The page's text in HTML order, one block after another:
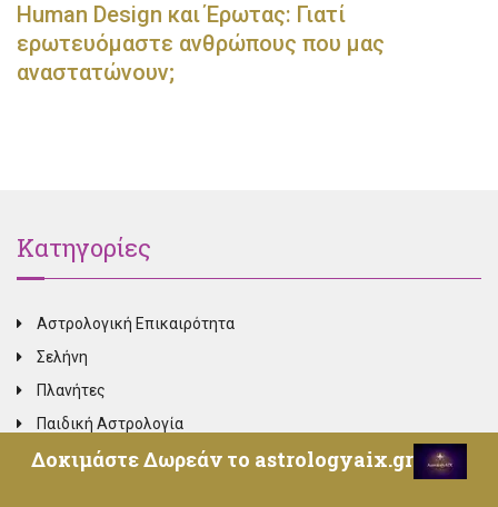
Human Design και Έρωτας: Γιατί
ερωτευόμαστε ανθρώπους που μας
αναστατώνουν;
Κατηγορίες
Αστρολογική Επικαιρότητα
Σελήνη
Πλανήτες
Παιδική Αστρολογία
Καρμική Αστρολογία
Δοκιμάστε Δωρεάν το astrologyaix.gr